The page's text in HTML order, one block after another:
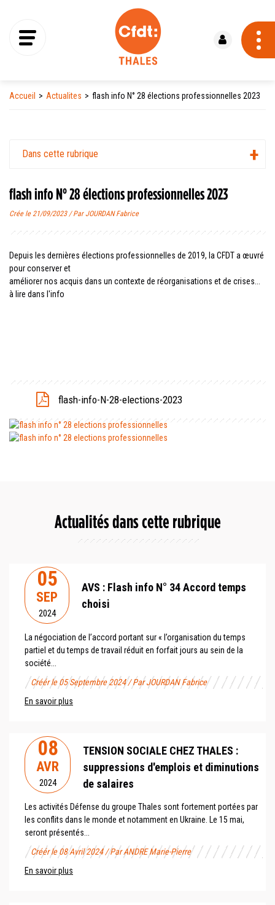
Accueil Actualites flash info N° 28 élections professionnelles 2023
Dans cette rubrique
flash info N° 28 élections professionnelles 2023
Crée le 21/09/2023 / Par JOURDAN Fabrice
Depuis les dernières élections professionnelles de 2019, la CFDT a œuvré
pour conserver et
améliorer nos acquis dans un contexte de réorganisations et de crises...
à lire dans l'info
flash-info-N-28-elections-2023
Actualités dans cette rubrique
05
SEP
2024
AVS : Flash info N° 34 Accord temps
choisi
La négociation de l’accord portant sur « l’organisation du temps
partiel et du temps de travail réduit en forfait jours au sein de la
société...
Créér le 05 Septembre 2024 / Par JOURDAN Fabrice
En savoir plus
08
AVR
2024
TENSION SOCIALE CHEZ THALES :
suppressions d'emplois et diminutions
de salaires
Les activités Défense du groupe Thales sont fortement portées par
les conflits dans le monde et notamment en Ukraine. Le 15 mai,
seront présentés...
Créér le 08 Avril 2024 / Par ANDRE Marie-Pierre
En savoir plus